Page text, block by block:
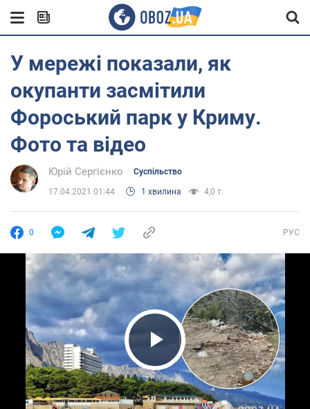
У мережі показали, як
окупанти засмітили
Фороський парк у Криму.
Фото та відео
Юрій Сергієнко Суспільство
17.04.2021 01:44 1 хвилина 4,0 т.
0 РУС
Play Video